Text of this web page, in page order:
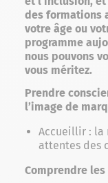
des formations
votre âge ou
programme
nous pouvons
vous méritez.
Prendre
l’image de
Accueillir : la
attentes des
Comprendre